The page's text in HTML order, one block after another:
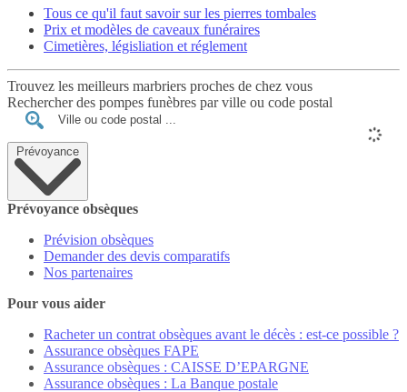
Tous ce qu'il faut savoir sur les pierres tombales
Prix et modèles de caveaux funéraires
Cimetières, législiation et réglement
Trouvez les meilleurs marbriers proches de chez vous
Rechercher des pompes funèbres par ville ou code postal
Prévoyance
Prévoyance obsèques
Prévision obsèques
Demander des devis comparatifs
Nos partenaires
Pour vous aider
Racheter un contrat obsèques avant le décès : est-ce possible ?
Assurance obsèques FAPE
Assurance obsèques : CAISSE D’EPARGNE
Assurance obsèques : La Banque postale